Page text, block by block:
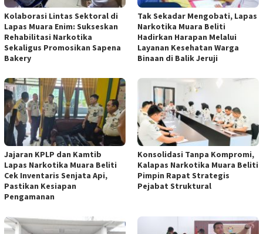
Kolaborasi Lintas Sektoral di
Lapas Muara Enim: Sukseskan
Rehabilitasi Narkotika
Sekaligus Promosikan Sapena
Bakery
Tak Sekadar Mengobati, Lapas
Narkotika Muara Beliti
Hadirkan Harapan Melalui
Layanan Kesehatan Warga
Binaan di Balik Jeruji
Jajaran KPLP dan Kamtib
Lapas Narkotika Muara Beliti
Cek Inventaris Senjata Api,
Pastikan Kesiapan
Pengamanan
Konsolidasi Tanpa Kompromi,
Kalapas Narkotika Muara Beliti
Pimpin Rapat Strategis
Pejabat Struktural